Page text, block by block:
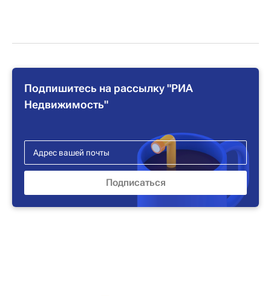
Подпишитесь на рассылку "РИА
Недвижимость"